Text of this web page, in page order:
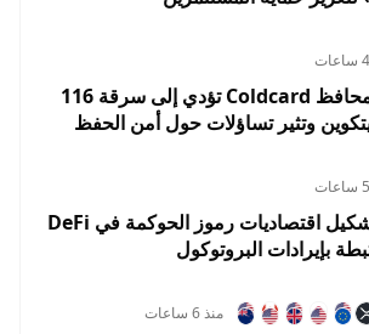
ثغرة برمجية في محافظ Coldcard تؤدي إلى سرقة 116
وتثير تساؤلات حول أمن الحفظ
Uniswap تعيد تشكيل اقتصاديات رموز الحوكمة في DeFi
بإيرادات البروتوكول
منذ 6 ساعات